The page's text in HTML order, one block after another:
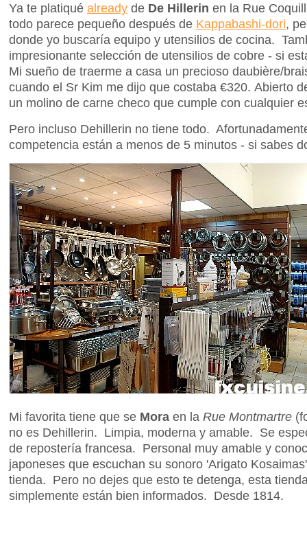
Ya te platiqué already de De Hillerin en la Rue
todo parece pequeño después de Kappabashi-dori,
donde yo buscaría equipo y utensilios de cocina.
impresionante selección de utensilios de cobre - si
Mi sueño de traerme a casa un precioso daubière/
cuando el Sr Kim me dijo que costaba €320. Abierto
un molino de carne checo que cumple con cualquier
Pero incluso Dehillerin no tiene todo.
competencia están a menos de 5 minutos - si sabes
Mi favorita tiene que se Mora en la Rue Montmartre
no es Dehillerin. Limpia, moderna y amable. Se
de repostería francesa. Personal muy amable y
japoneses que escuchan su sonoro 'Arigato
tienda. Pero no dejes que esto te detenga, esta
simplemente están bien informados. Desde 1814.